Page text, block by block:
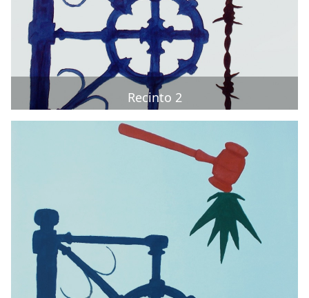
Recinto 2